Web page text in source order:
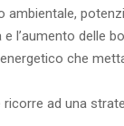
ambientale,
l’aumento delle
che
ad una